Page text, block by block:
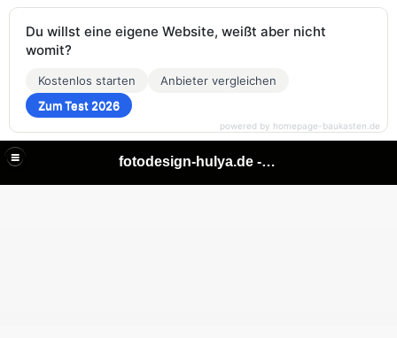
fotodesign-hulya.de - make it visible!
Du willst eine eigene Website, weißt aber nicht
womit?
Kostenlos starten
Anbieter vergleichen
Zum Test 2026
powered by homepage-baukasten.de